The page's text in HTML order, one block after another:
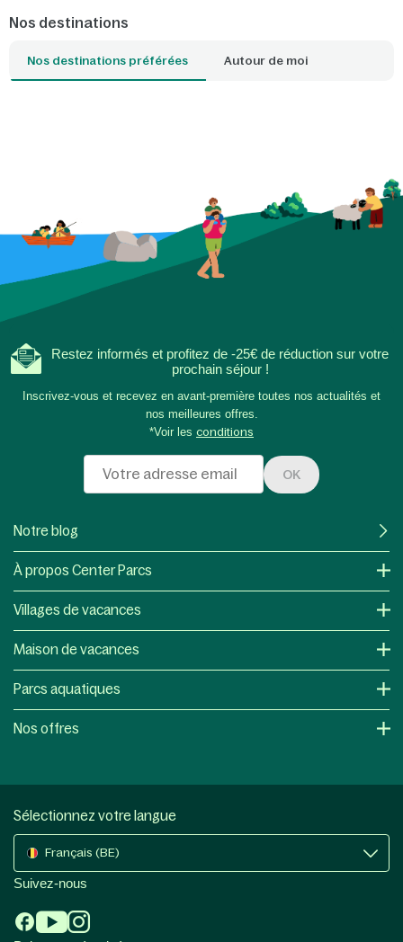
l'autre côté de la frontière belge.
plage qui
Nos destinations
Nos destinations préférées Autour de moi
Restez informés et profitez de -25€ de réduction sur votre
prochain séjour !
Inscrivez-vous et recevez en avant-première toutes nos actualités et
nos meilleures offres.
*Voir les conditions
OK
Notre blog
À propos Center Parcs
Villages de vacances
Maison de vacances
Parcs aquatiques
Nos offres
Sélectionnez votre langue
Français (BE)
Suivez-nous